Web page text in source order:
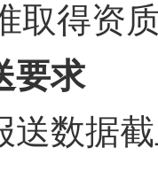
取得资
要求
送数据